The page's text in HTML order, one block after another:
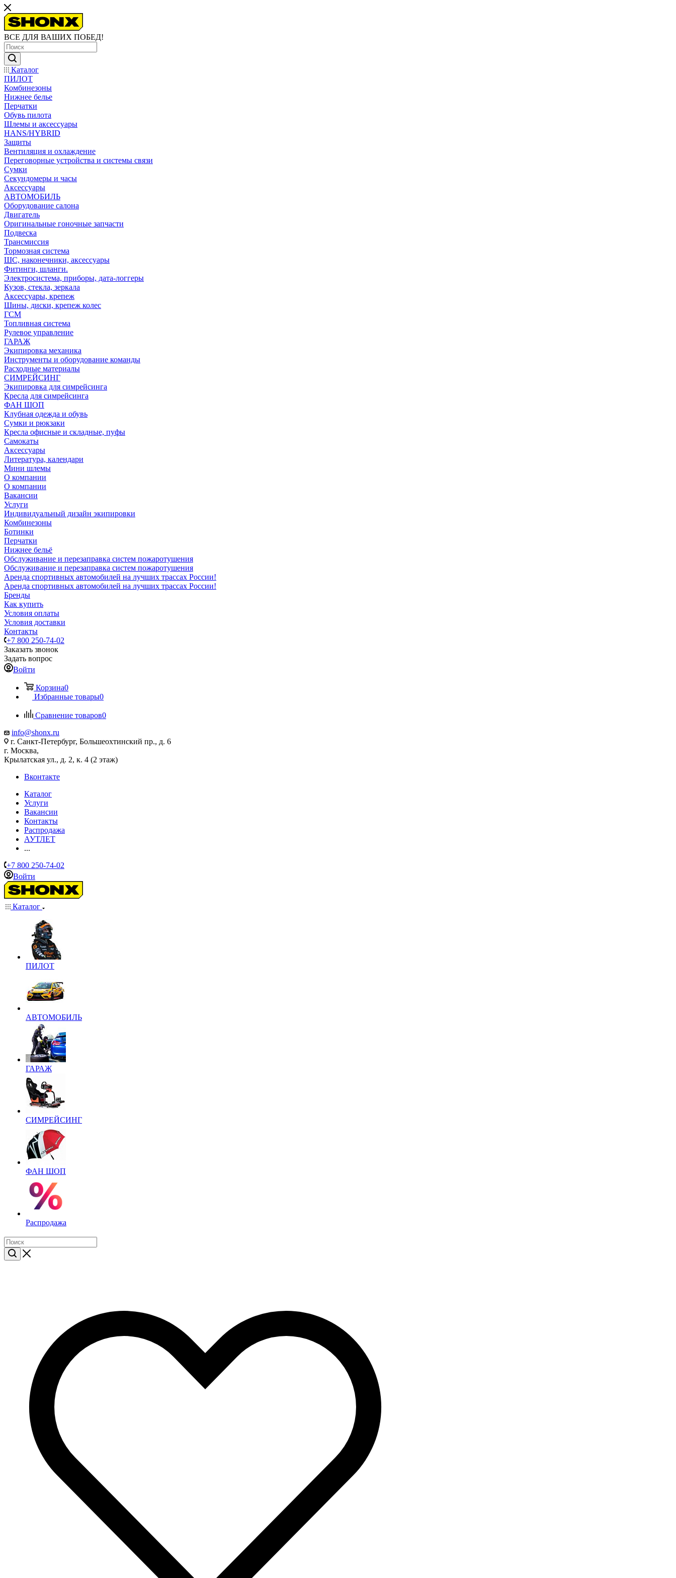
ВСЕ ДЛЯ ВАШИХ ПОБЕД!
Каталог
ПИЛОТ
Комбинезоны
Нижнее белье
Перчатки
Обувь пилота
Шлемы и аксессуары
HANS/HYBRID
Защиты
Вентиляция и охлаждение
Переговорные устройства и системы связи
Сумки
Секундомеры и часы
Аксессуары
АВТОМОБИЛЬ
Оборудование салона
Двигатель
Оригинальные гоночные запчасти
Подвеска
Трансмиссия
Тормозная система
ШС, наконечники, аксессуары
Фитинги, шланги.
Электросистема, приборы, дата-логгеры
Кузов, стекла, зеркала
Аксессуары, крепеж
Шины, диски, крепеж колес
ГСМ
Топливная система
Рулевое управление
ГАРАЖ
Экипировка механика
Инструменты и оборудование команды
Расходные материалы
СИМРЕЙСИНГ
Экипировка для симрейсинга
Кресла для симрейсинга
ФАН ШОП
Клубная одежда и обувь
Сумки и рюкзаки
Кресла офисные и складные, пуфы
Самокаты
Аксессуары
Литература, календари
Мини шлемы
О компании
О компании
Вакансии
Услуги
Индивидуальный дизайн экипировки
Комбинезоны
Ботинки
Перчатки
Нижнее бельё
Обслуживание и перезаправка систем пожаротушения
Обслуживание и перезаправка систем пожаротушения
Аренда спортивных автомобилей на лучших трассах России!
Аренда спортивных автомобилей на лучших трассах России!
Бренды
Как купить
Условия оплаты
Условия доставки
Контакты
+7 800 250-74-02
Заказать звонок
Задать вопрос
Войти
Корзина0
Избранные товары0
Сравнение товаров0
info@shonx.ru
г. Санкт-Петербург, Большеохтинский пр., д. 6
г. Москва,
Крылатская ул., д. 2, к. 4 (2 этаж)
Вконтакте
Каталог
Услуги
Вакансии
Контакты
Распродажа
АУТЛЕТ
...
+7 800 250-74-02
Войти
Каталог
ПИЛОТ
АВТОМОБИЛЬ
ГАРАЖ
СИМРЕЙСИНГ
ФАН ШОП
Распродажа